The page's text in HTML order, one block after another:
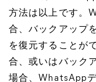
方法は以上です。
合、バックアップ
を復元することが
合、或いはバック
場合、WhatsApp